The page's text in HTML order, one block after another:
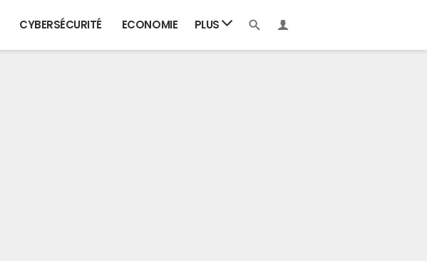
CYBERSÉCURITÉ ECONOMIE PLUS